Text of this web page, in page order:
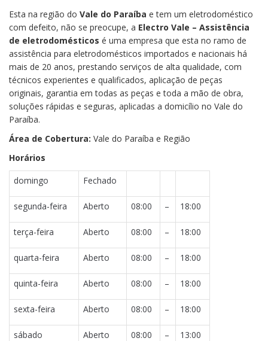
Esta na região do Vale do Paraíba e tem um eletrodoméstico
com defeito, não se preocupe, a Electro Vale – Assistência
de eletrodomésticos é uma empresa que esta no ramo de
assistência para eletrodomésticos importados e nacionais há
mais de 20 anos, prestando serviços de alta qualidade, com
técnicos experientes e qualificados, aplicação de peças
originais, garantia em todas as peças e toda a mão de obra,
soluções rápidas e seguras, aplicadas a domicílio no Vale do
Paraíba.
Área de Cobertura: Vale do Paraíba e Região
Horários
domingo
Fechado
segunda-feira Aberto 08:00 – 18:00
terça-feira Aberto 08:00 – 18:00
quarta-feira Aberto 08:00 – 18:00
quinta-feira Aberto 08:00 – 18:00
sexta-feira Aberto 08:00 – 18:00
sábado Aberto 08:00 –
13:00